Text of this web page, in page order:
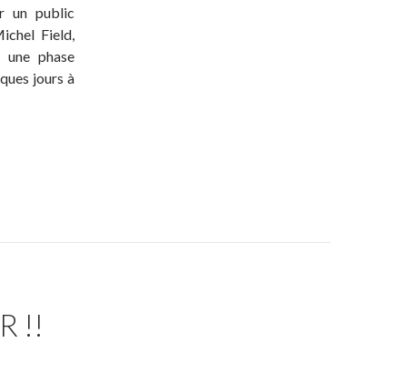
un public
Field,
phase
jours à
!!